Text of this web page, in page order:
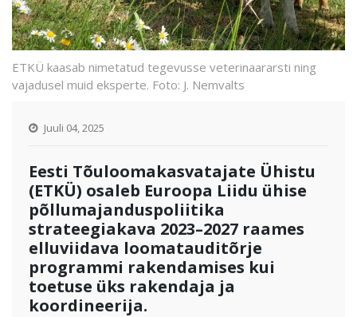
ETKÜ kaasab nimetatud tegevusse veterinaararsti ning
vajadusel muid eksperte. Foto: J. Nemvalts
Juuli 04, 2025
Eesti Tõuloomakasvatajate Ühistu
(ETKÜ) osaleb Euroopa Liidu ühise
põllumajanduspoliitika
strateegiakava 2023–2027 raames
elluviidava loomatauditõrje
programmi rakendamises kui
toetuse üks rakendaja ja
koordineerija.